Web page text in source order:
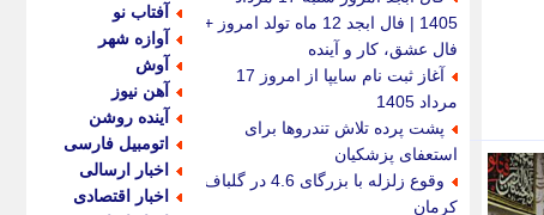
1405 | فال ابجد 12 ماه تولد امروز +
فال عشق، کار و آینده
آغاز ثبت نام سایپا از امروز 17
مرداد 1405
پشت پرده تلاش تندروها برای
استعفای پزشکیان
وقوع زلزله با بزرگای 4.6 در گلباف
کرمان
آفتاب نو
آوازه شهر
آوش
آهن نیوز
آینده روشن
اتومبیل فارسی
اخبار ارسالی
اخبار اقتصادی